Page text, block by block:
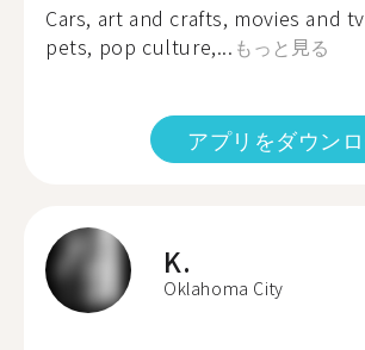
Cars, art and crafts, movies and
pets, pop culture,... もっと見る
アプリをダウン
K.
Oklahoma City